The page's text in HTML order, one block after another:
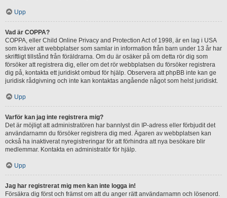
Upp
Vad är COPPA?
COPPA, eller Child Online Privacy and Protection Act of 1998, är en lag i USA
som kräver att webbplatser som samlar in information från barn under 13 år har
skriftligt tillstånd från föräldrarna. Om du är osäker på om detta rör dig som
försöker att registrera dig, eller om det rör webbplatsen du försöker registrera
dig på, kontakta ett juridiskt ombud för hjälp. Observera att phpBB inte kan ge
juridisk rådgivning och inte kan kontaktas angående något som helst juridiskt.
Upp
Varför kan jag inte registrera mig?
Det är möjligt att administratören har bannlyst din IP-adress eller förbjudit det
användarnamn du försöker registrera dig med. Ägaren av webbplatsen kan
också ha inaktiverat nyregistreringar för att förhindra att nya besökare blir
medlemmar. Kontakta en administratör för hjälp.
Upp
Jag har registrerat mig men kan inte logga in!
Försäkra dig först och främst om att du anger rätt användarnamn och lösenord.